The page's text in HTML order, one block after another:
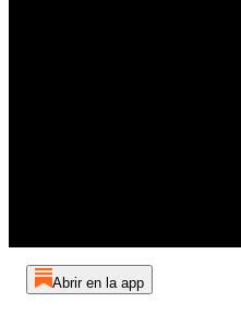
Abrir en la app